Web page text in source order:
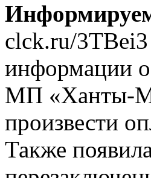
Информируем
clck.ru/3TBei3
информации о
МП «Ханты-
произвести
Также